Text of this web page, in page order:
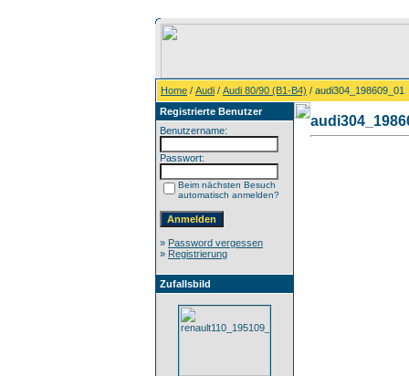
Home / Audi / Audi 80/90 (B1-B4) / audi304_198609_01
Registrierte Benutzer
Benutzername:
Passwort:
Beim nächsten Besuch
automatisch anmelden?
» Password vergessen
» Registrierung
Zufallsbild